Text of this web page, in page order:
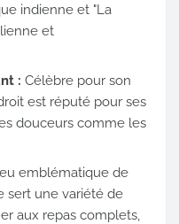
indienne et "La
et
: Célèbre pour son
est réputé pour ses
douceurs comme les
emblématique de
sert une variété de
aux repas complets,